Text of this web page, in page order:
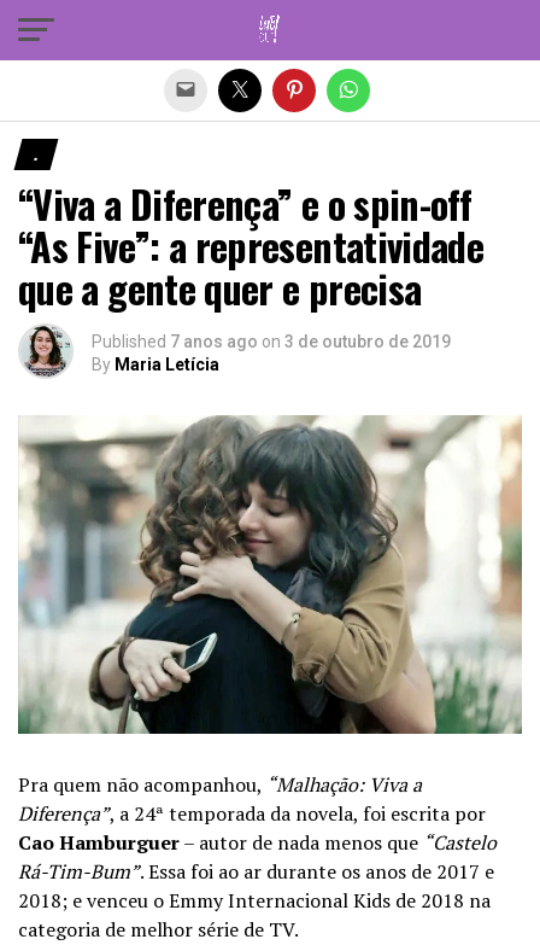
.
“Viva a Diferença” e o spin-off
“As Five”: a representatividade
que a gente quer e precisa
Published 7 anos ago on 3 de outubro de 2019
By Maria Letícia
Pra quem não acompanhou, “Malhação: Viva a
Diferença”, a 24ª temporada da novela, foi escrita por
Cao Hamburguer– autor de nada menos que “Castelo
Rá-Tim-Bum”. Essa foi ao ar durante os anos de 2017 e
2018; e venceu o Emmy Internacional Kids de 2018 na
categoria de melhor série de TV.
Sair da versão mobile